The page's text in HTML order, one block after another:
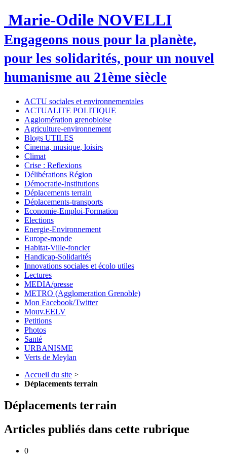
Marie-Odile NOVELLI
Engageons nous pour la planète,
pour les solidarités, pour un nouvel
humanisme au 21ème siècle
ACTU sociales et environnementales
ACTUALITE POLITIQUE
Agglomération grenobloise
Agriculture-environnement
Blogs UTILES
Cinema, musique, loisirs
Climat
Crise : Reflexions
Délibérations Région
Démocratie-Institutions
Déplacements terrain
Déplacements-transports
Economie-Emploi-Formation
Elections
Energie-Environnement
Europe-monde
Habitat-Ville-foncier
Handicap-Solidarités
Innovations sociales et écolo utiles
Lectures
MEDIA/presse
METRO (Agglomeration Grenoble)
Mon Facebook/Twitter
Mouv.EELV
Petitions
Photos
Santé
URBANISME
Verts de Meylan
Accueil du site >
Déplacements terrain
Déplacements terrain
Articles publiés dans cette rubrique
0